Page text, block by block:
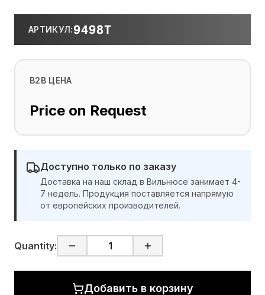
АРТИКУЛ:9498T
B2B ЦЕНА
Price on Request
Доступно только по заказу
Доставка на наш склад в Вильнюсе занимает 4-
7 недель. Продукция поставляется напрямую
от европейских производителей.
Quantity:
Добавить в корзину